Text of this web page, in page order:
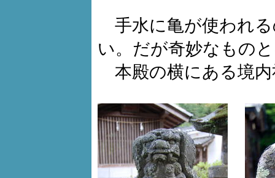
手水に亀が使われる
い。だが奇妙なもの
本殿の横にある境内